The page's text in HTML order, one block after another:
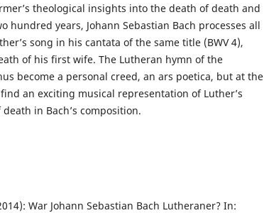
theological insights into the death of death and
hundred years, Johann Sebastian Bach processes all
song in his cantata of the same title (BWV 4),
of his first wife. The Lutheran hymn of the
become a personal creed, an ars poetica, but at the
an exciting musical representation of Luther’s
in Bach’s composition.
War Johann Sebastian Bach Lutheraner? In: